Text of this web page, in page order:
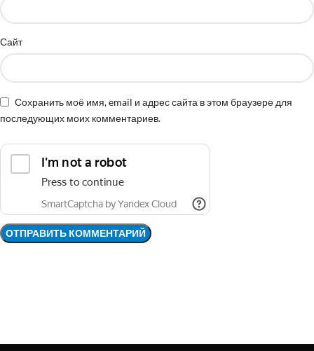
Сайт
Сохранить моё имя, email и адрес сайта в этом браузере для
последующих моих комментариев.